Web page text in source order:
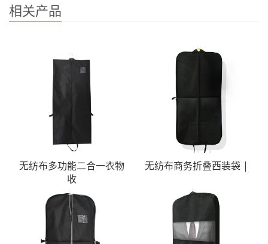
相关产品
无纺布多功能二合一衣物
收
无纺布商务折叠西装袋 |